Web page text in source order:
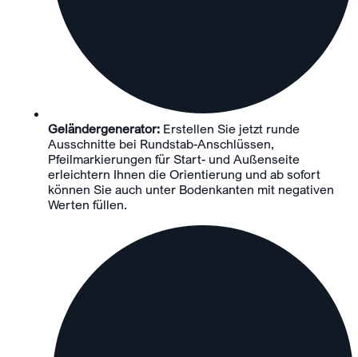
Geländergenerator: Erstellen Sie jetzt runde
Ausschnitte bei Rundstab-Anschlüssen,
Pfeilmarkierungen für Start- und Außenseite
erleichtern Ihnen die Orientierung und ab sofort
können Sie auch unter Bodenkanten mit negativen
Werten füllen.